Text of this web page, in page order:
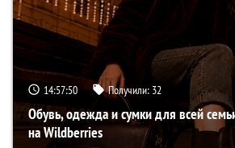
14:57:49 Получили: 32
Обувь, одежда и сумки для всей
на Wildberries